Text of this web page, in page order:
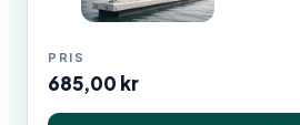
685,00 kr